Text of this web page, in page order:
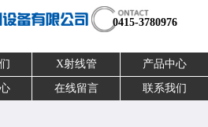
0415-3780976
X射线管 产品中心
在线留言 联系我们